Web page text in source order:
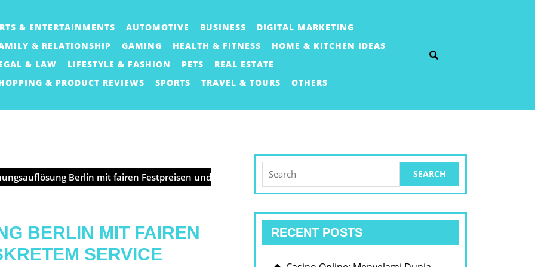
& ENTERTAINMENTS AUTOMOTIVE BUSINESS
DIGITAL MARKETING
& RELATIONSHIP
GAMING HEALTH & FITNESS
HOME & KITCHEN IDEAS
& LAW
LIFESTYLE & FASHION PETS
REAL ESTATE
& PRODUCT REVIEWS
SPORTS TRAVEL & TOURS OTHERS
Berlin mit fairen Festpreisen und
BERLIN MIT FAIREN
SERVICE
for:
RECENT POSTS